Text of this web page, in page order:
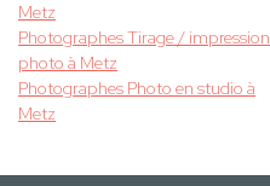
Metz
Photographes Tirage / impression
photo à Metz
Photographes Photo en studio à
Metz